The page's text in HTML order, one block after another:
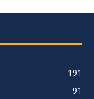
191
91